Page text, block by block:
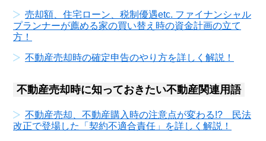
売却額、住宅ローン、税制優遇etc. ファイナンシャル
プランナーが薦める家の買い替え時の資金計画の立て
方！
不動産売却時の確定申告のやり方を詳しく解説！
不動産売却時に知っておきたい不動産関連用語
不動産売却、不動産購入時の注意点が変わる!? 民法
改正で登場した「契約不適合責任」を詳しく解説！